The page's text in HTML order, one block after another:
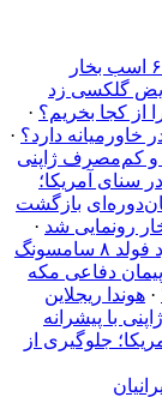
بازگشت سوپر بی: دوج چارجر جدید با قدرت ۶۰۰ اسب بخار
گلکسی زد
·
خاورمیانه دارد؟ ·
سرسخت و کم‌مصرف ژاپنی
سنای آمریکا؛
بازگشت
·
کاهش شدید تخفیف‌ ها و طرح تعویض گلکسی زد فولد ۸ سامسونگ
پیمان دفاعی مکه
· هوندا ریجلاین
با پیشرانه
جلوگیری از